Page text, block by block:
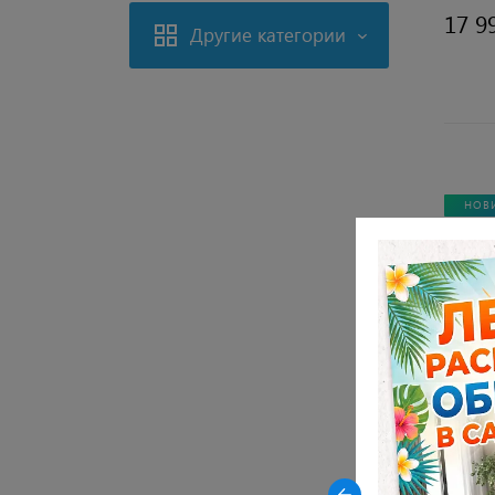
Другие категории 17
Стол